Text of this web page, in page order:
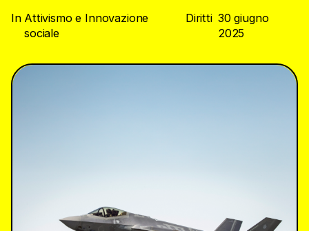
In Attivismo e Innovazione
sociale
Diritti 30 giugno
2025